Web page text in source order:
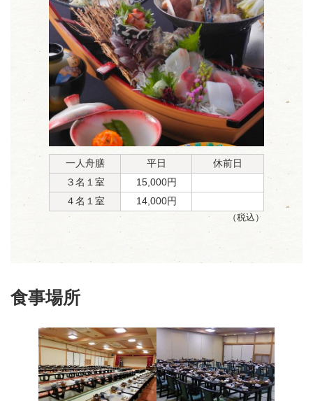
一人舟膳 平日
休前日
３名１室
15,000円
４名１室
14,000円
（税込）
食事場所